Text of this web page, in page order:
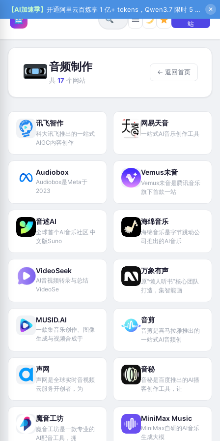
【AI加速季】 开通阿里云百炼享 1 亿+ tokens，Qwen3.7 限时 5 折起，秒悟新注送 1 万积分，加入 OPC 赢百万助力金，QoderWork CN 首月 0 元 ✕
☰
+ 提交网
站
音频制作
共 17 个网站
← 返回首页
讯飞智作
科大讯飞推出的一站式
AIGC内容创作
网易天音
一站式AI音乐创作工具
Audiobox
Audiobox是Meta于
2023
Vemus未音
Vemus未音是腾讯音乐
旗下首款一站
音述AI
全球首个AI音乐社区 中
文版Suno
海绵音乐
海绵音乐是字节跳动公
司推出的AI音乐
VideoSeek
AI音视频转录与总结
VideoSe
万象有声
原“懒人听书”核心团队
打造，集智能画
MUSID.AI
一款集音乐创作、图像
生成与视频合成于
音剪
音剪是喜马拉雅推出的
一站式AI音频创
声网
声网是全球实时音视频
云服务开创者，为
音秘
音秘是百度推出的AI播
客创作工具，让
魔音工坊
魔音工坊是一款专业的
AI配音工具，拥
MiniMax Music
MiniMax自研的AI音乐
生成大模